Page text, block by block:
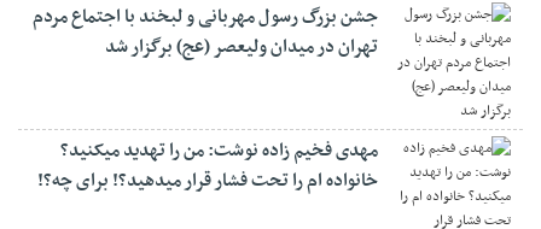
جشن بزرگ رسول مهربانی و لبخند با اجتماع مردم
تهران در میدان ولیعصر (عج) برگزار شد
مهدی فخیم زاده نوشت: من را تهدید میکنید؟
خانواده ام را‌ تحت فشار قرار میدهید؟! برای چه؟!